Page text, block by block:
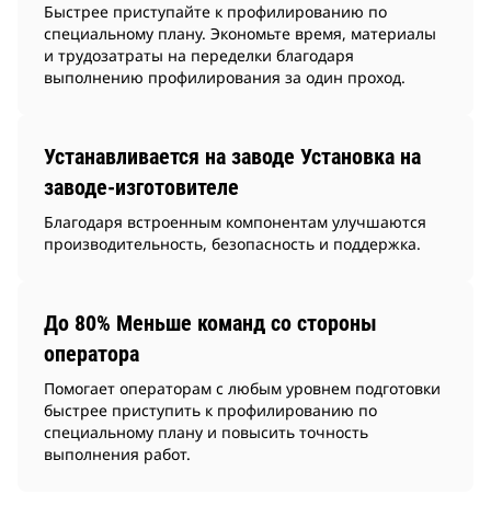
Быстрее приступайте к профилированию по
специальному плану. Экономьте время, материалы
и трудозатраты на переделки благодаря
выполнению профилирования за один проход.
Устанавливается на заводе Установка на
заводе-изготовителе
Благодаря встроенным компонентам улучшаются
производительность, безопасность и поддержка.
До 80% Меньше команд со стороны
оператора
Помогает операторам с любым уровнем подготовки
быстрее приступить к профилированию по
специальному плану и повысить точность
выполнения работ.